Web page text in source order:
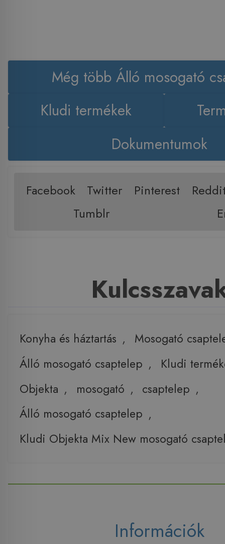
Még több Álló mosogató
Kludi termékek
Dokumentumok
Facebook Twitter Pinterest
Tumblr
Konyha és háztartás ,
Mosogató
Álló mosogató csaptelep ,
Kludi
Objekta , mosogató , csaptelep ,
Álló mosogató csaptelep ,
Kludi Objekta Mix New mosogató
Információk